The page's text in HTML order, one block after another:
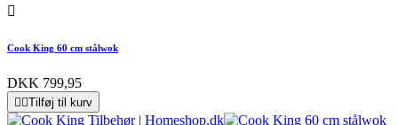

Cook King 60 cm stålwok
DKK 799,95
Tilføj til kurv